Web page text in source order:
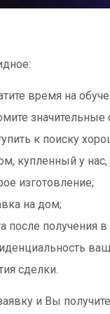
время на
значительные
к поиску
купленный у нас,
изготовление;
на дом;
после получения
сделки.
и Вы